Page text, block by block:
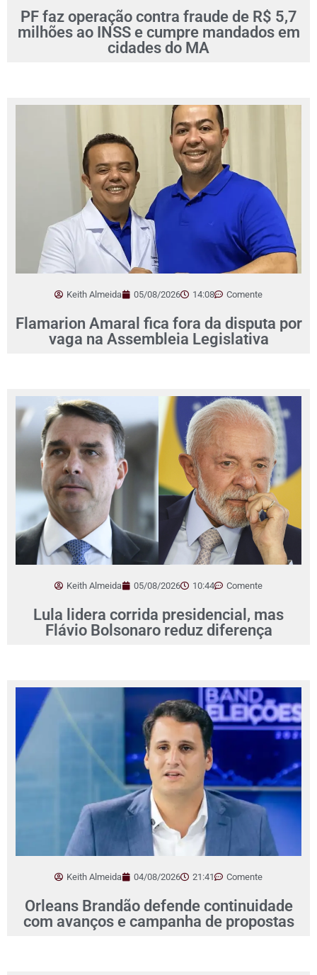
PF faz operação contra fraude de R$ 5,7
milhões ao INSS e cumpre mandados em
cidades do MA
Keith Almeida 05/08/2026 14:08 Comente
Flamarion Amaral fica fora da disputa por
vaga na Assembleia Legislativa
Keith Almeida 05/08/2026 10:44 Comente
Lula lidera corrida presidencial, mas
Flávio Bolsonaro reduz diferença
Keith Almeida 04/08/2026 21:41 Comente
Orleans Brandão defende continuidade
com avanços e campanha de propostas